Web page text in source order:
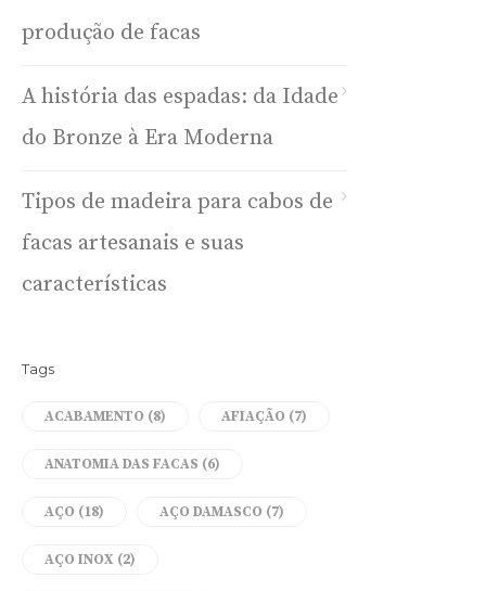
produção de facas
A história das espadas: da Idade
do Bronze à Era Moderna
Tipos de madeira para cabos de
facas artesanais e suas
características
Tags
ACABAMENTO (8) AFIAÇÃO (7)
ANATOMIA DAS FACAS (6)
AÇO (18) AÇO DAMASCO (7)
AÇO INOX (2)